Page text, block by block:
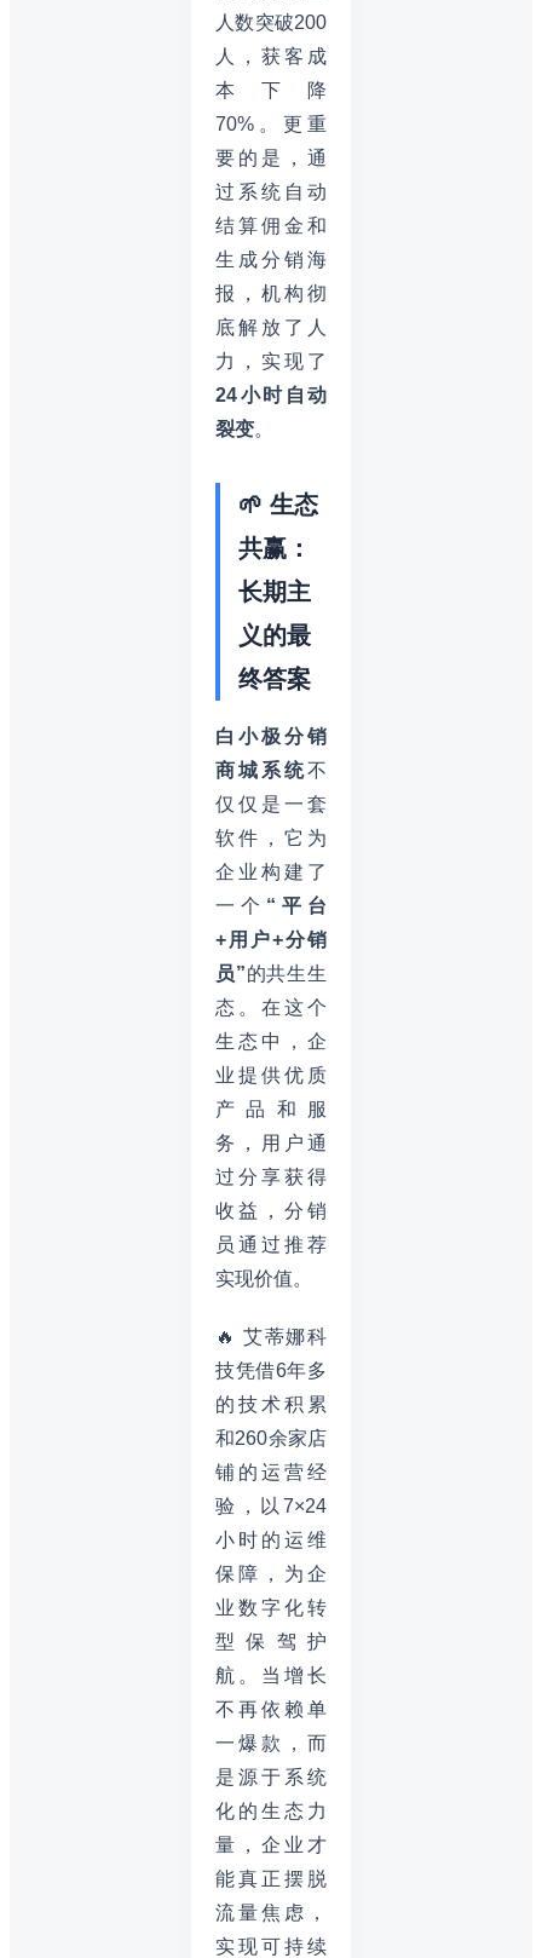
人数突破200
人，获客成
本下降
70%。更重
要的是，通
过系统自动
结算佣金和
生成分销海
报，机构彻
底解放了人
力，实现了
24小时自动
裂变。
🌱 生态
共赢：
长期主
义的最
终答案
白小极分销
商城系统不
仅仅是一套
软件，它为
企业构建了
一个 “平台
+用户+分销
员”的共生生
态。在这个
生态中，企
业提供优质
产品和服
务，用户通
过分享获得
收益，分销
员通过推荐
实现价值。
🔥 艾蒂娜科
技凭借6年多
的技术积累
和260余家店
铺的运营经
验，以7×24
小时的运维
保障，为企
业数字化转
型保驾护
航。当增长
不再依赖单
一爆款，而
是源于系统
化的生态力
量，企业才
能真正摆脱
流量焦虑，
实现可持续